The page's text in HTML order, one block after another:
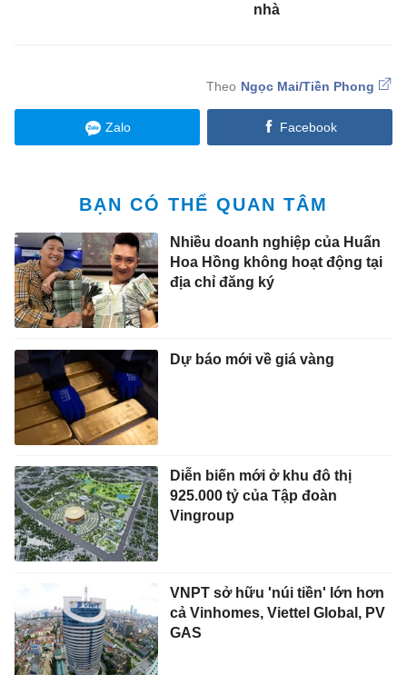
nhà
Ngọc Mai/Tiền Phong
Zalo Facebook
BẠN CÓ THỂ QUAN TÂM
Nhiều doanh nghiệp của Huấn
Hoa Hồng không hoạt động tại
địa chỉ đăng ký
Dự báo mới về giá vàng
Diễn biến mới ở khu đô thị
925.000 tỷ của Tập đoàn
Vingroup
VNPT sở hữu 'núi tiền' lớn hơn
cả Vinhomes, Viettel Global, PV
GAS